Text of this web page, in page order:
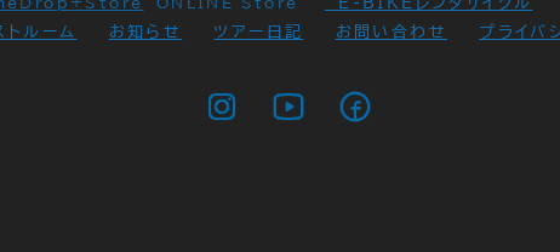
ONLINE Store
トルーム
お知らせ ツアー日記 お問い合わせ プライバ